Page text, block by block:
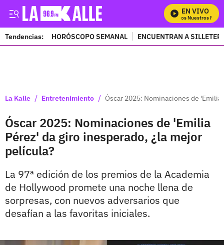
EN VIVO
Mira Todos Nuestros
Tendencias: HORÓSCOPO SEMANAL ENCUENTRAN A
La Kalle / Entretenimiento / Óscar 2025: Nominaciones de
Óscar 2025: Nominaciones de 'Emilia
Pérez' da giro inesperado, ¿la mejor
película?
La 97ª edición de los premios de la Academia
de Hollywood promete una noche llena de
sorpresas, con nuevos adversarios que
desafían a las favoritas iniciales.